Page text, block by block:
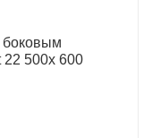
боковым
500х 600